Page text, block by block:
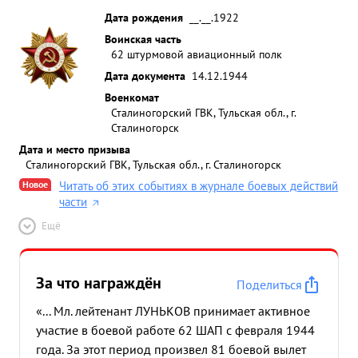
взорван склад с боеприпасами и горючем. После
выполнения боевого задания все самолеты
вернулись на свой аэродром. 14.8.1944 года
перед группой в которую входил младший
лейтенант ЛУНЬКОВ была поставлена задача-
уничтожать войска и технику противника в
районе зап. ОСОВЕЦ и на зап.берегу реки БЕБЖА
группа в составе 4-х ИЛ-2 вышла точно на
заданную цель и с Н-1100 мет.с пикированием до
400 ме произвела 2 захода по заданной цели. в
результате бомбардировочно-штурмовых ударов
уничтожено и повреждено: до в автомашин до 2-
деревня СОСНЯ Станция наведения передала-
заняли Г.ОСОВЕЦ. При выполнении боевых
заданий тов.ЛУНЬКОВ ведет себя смело и дерзно,
Дата рождения
__.__.1922
Воинская часть
62 штурмовой авиационный полк
Дата документа 14.12.1944
Военкомат
Сталиногорский ГВК, Тульская обл., г.
Сталиногорск
Дата и место призыва
Сталиногорский ГВК, Тульская обл., г. Сталиногорск
Новое
Читать об этих событиях в журнале боевых действий
части
Ещё
За что награждён
Поделиться
«... Мл. лейтенант ЛУНЬКОВ принимает активное
участие в боевой работе 62 ШАП с февраля 1944
года. За этот период произвел 81 боевой вылет